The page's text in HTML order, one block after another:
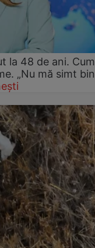
la 48 de ani. Cum
„Nu mă simt